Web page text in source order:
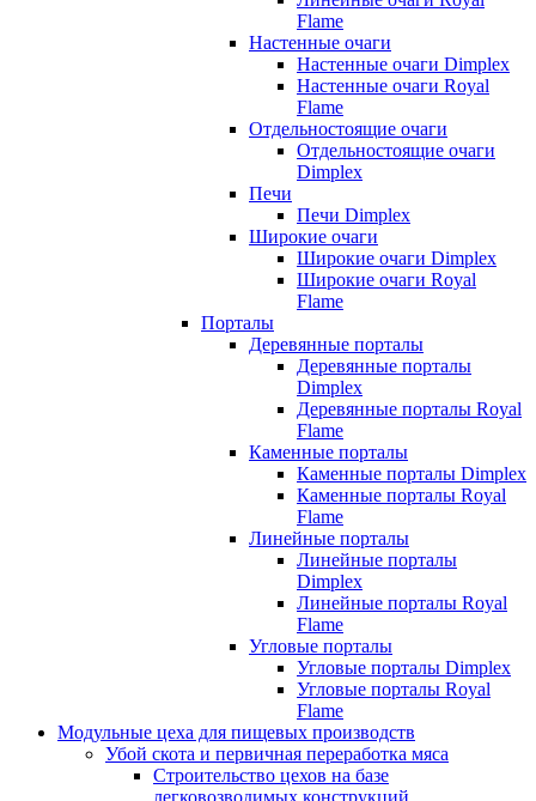
Flame
Настенные очаги
Настенные очаги Dimplex
Настенные очаги Royal
Flame
Отдельностоящие очаги
Отдельностоящие очаги
Dimplex
Печи
Печи Dimplex
Широкие очаги
Широкие очаги Dimplex
Широкие очаги Royal
Flame
Порталы
Деревянные порталы
Деревянные порталы
Dimplex
Деревянные порталы Royal
Flame
Каменные порталы
Каменные порталы Dimplex
Каменные порталы Royal
Flame
Линейные порталы
Линейные порталы
Dimplex
Линейные порталы Royal
Flame
Угловые порталы
Угловые порталы Dimplex
Угловые порталы Royal
Flame
Модульные цеха для пищевых производств
Убой скота и первичная переработка мяса
Строительство цехов на базе
легковозводимых конструкций